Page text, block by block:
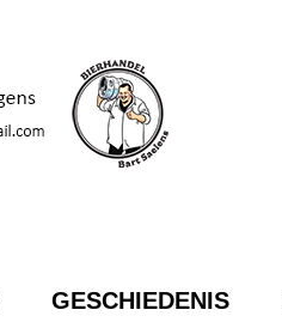
GESCHIEDENIS